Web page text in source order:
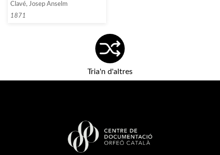
Clavé, Josep Anselm
1871
Tria'n d'altres